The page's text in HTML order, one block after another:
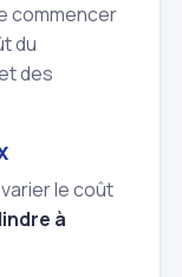
commencer
du
des
le coût
à